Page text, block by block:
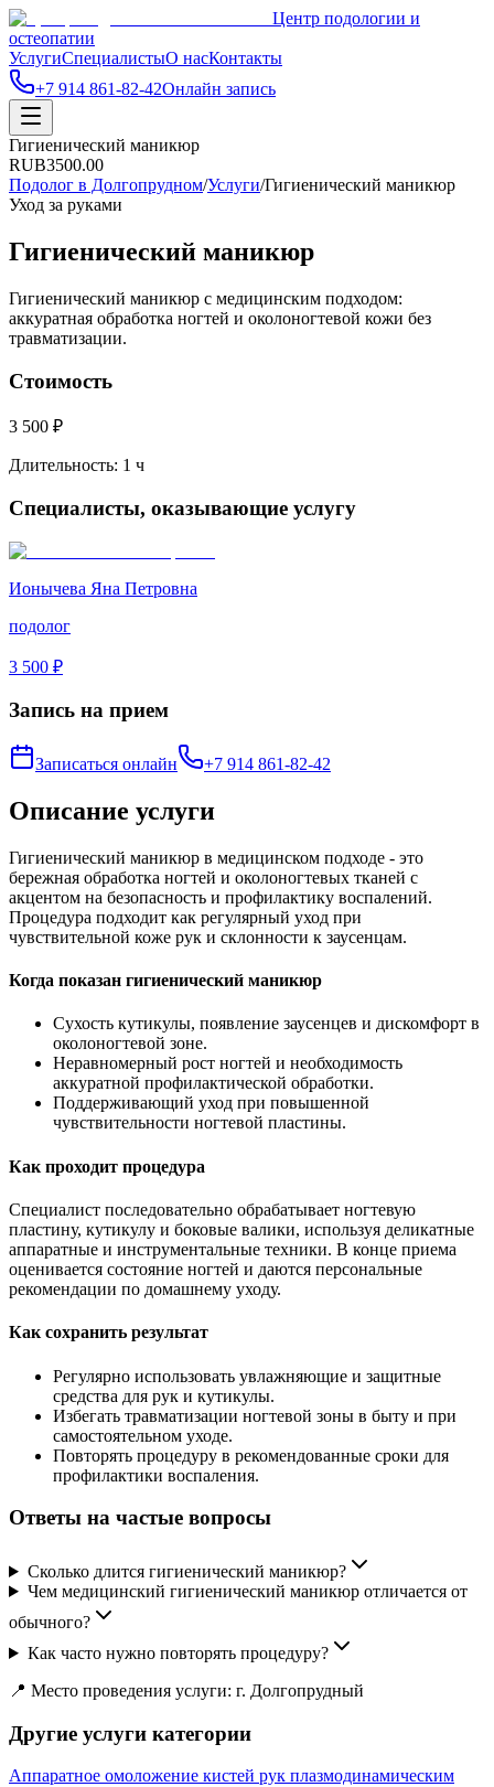
Центр подологии и
остеопатии
УслугиСпециалистыО насКонтакты
+7 914 861-82-42Онлайн запись
Гигиенический маникюр
RUB3500.00
Подолог в Долгопрудном/Услуги/Гигиенический маникюр
Уход за руками
Гигиенический маникюр
Гигиенический маникюр с медицинским подходом:
аккуратная обработка ногтей и околоногтевой кожи без
травматизации.
Стоимость
3 500 ₽
Длительность: 1 ч
Специалисты, оказывающие услугу
Ионычева Яна Петровна
подолог
3 500 ₽
Запись на прием
Записаться онлайн +7 914 861-82-42
Описание услуги
Гигиенический маникюр в медицинском подходе - это
бережная обработка ногтей и околоногтевых тканей с
акцентом на безопасность и профилактику воспалений.
Процедура подходит как регулярный уход при
чувствительной коже рук и склонности к заусенцам.
Когда показан гигиенический маникюр
Сухость кутикулы, появление заусенцев и дискомфорт в
околоногтевой зоне.
Неравномерный рост ногтей и необходимость
аккуратной профилактической обработки.
Поддерживающий уход при повышенной
чувствительности ногтевой пластины.
Как проходит процедура
Специалист последовательно обрабатывает ногтевую
пластину, кутикулу и боковые валики, используя деликатные
аппаратные и инструментальные техники. В конце приема
оценивается состояние ногтей и даются персональные
рекомендации по домашнему уходу.
Как сохранить результат
Регулярно использовать увлажняющие и защитные
средства для рук и кутикулы.
Избегать травматизации ногтевой зоны в быту и при
самостоятельном уходе.
Повторять процедуру в рекомендованные сроки для
профилактики воспаления.
Ответы на частые вопросы
Сколько длится гигиенический маникюр?
Чем медицинский гигиенический маникюр отличается от
обычного?
Как часто нужно повторять процедуру?
📍 Место проведения услуги: г. Долгопрудный
Другие услуги категории
Аппаратное омоложение кистей рук плазмодинамическим